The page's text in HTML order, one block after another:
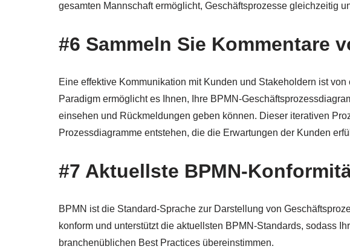
gesamten Mannschaft ermöglicht, Geschäftsprozesse gleichzeitig
#6 Sammeln Sie Kommentare
Eine effektive Kommunikation mit Kunden und Stakeholdern ist
Paradigm ermöglicht es Ihnen, Ihre BPMN-
einsehen und Rückmeldungen geben können. Dieser iterativen
Prozessdiagramme entstehen, die die Erwartungen der Kunden
#7 Aktuellste BPMN-
BPMN ist die Standard-Sprache zur Darstellung von
konform und unterstützt die aktuellsten BPMN-Standards, sodass
branchenüblichen Best Practices übereinstimmen.